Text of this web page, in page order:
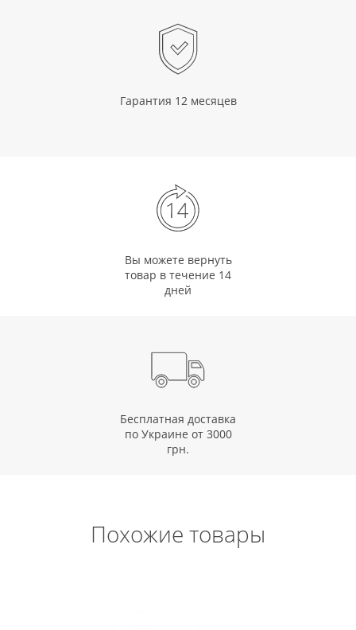
Гарантия 12 месяцев
Вы можете вернуть
товар в течение 14
дней
Бесплатная доставка
по Украине от 3000
грн.
Похожие товары